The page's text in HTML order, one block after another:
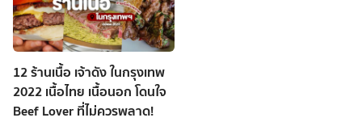
12 ร้านเนื้อ เจ้าดัง ในกรุงเทพ
2022 เนื้อไทย เนื้อนอก โดนใจ
Beef Lover ที่ไม่ควรพลาด!